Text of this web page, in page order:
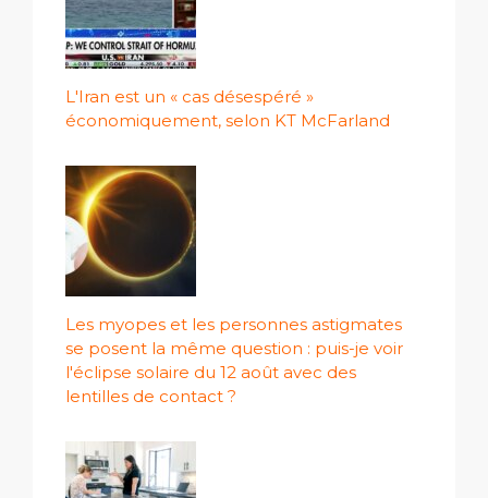
L'Iran est un « cas désespéré »
économiquement, selon KT McFarland
Les myopes et les personnes astigmates
se posent la même question : puis-je voir
l'éclipse solaire du 12 août avec des
lentilles de contact ?